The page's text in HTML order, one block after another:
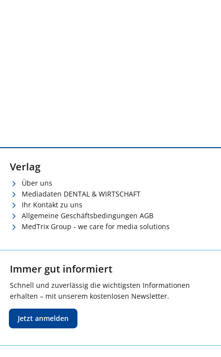
Verlag
Über uns
Mediadaten DENTAL & WIRTSCHAFT
Ihr Kontakt zu uns
Allgemeine Geschäftsbedingungen AGB
MedTrix Group - we care for media solutions
Immer gut informiert
Schnell und zuverlässig die wichtigsten Informationen
erhalten – mit unserem kostenlosen Newsletter.
Jetzt anmelden